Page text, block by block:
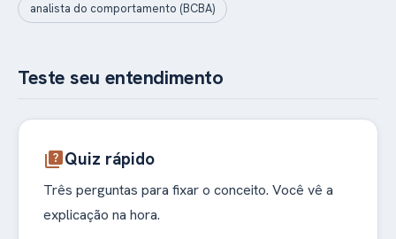
analista do comportamento (BCBA)
Teste seu entendimento
quizQuiz rápido
Três perguntas para fixar o conceito. Você vê a
explicação na hora.